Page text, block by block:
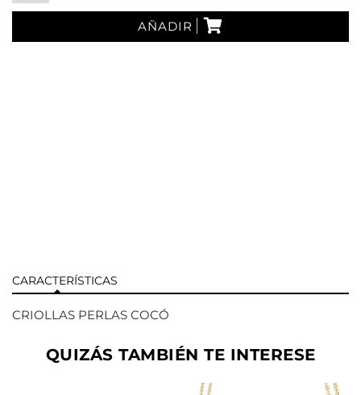
AÑADIR
CARACTERÍSTICAS
CRIOLLAS PERLAS COCÓ
QUIZÁS TAMBIÉN TE INTERESE